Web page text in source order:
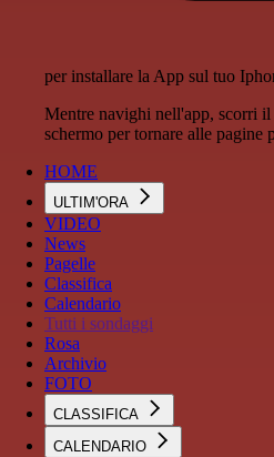
per installare la App sul tuo
Mentre navighi nell'app, scorri il
schermo per tornare alle pagine
HOME
ULTIM'ORA
VIDEO
News
Pagelle
Classifica
Calendario
Tutti i sondaggi
Rosa
Archivio
FOTO
CLASSIFICA
CALENDARIO